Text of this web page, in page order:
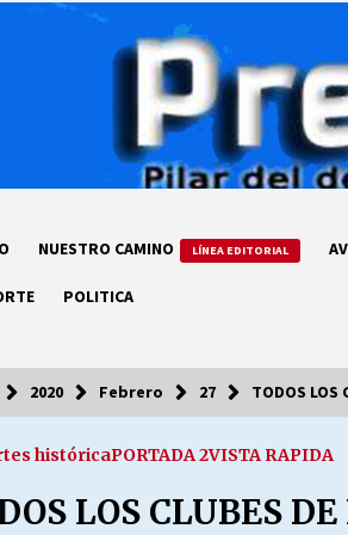
NUESTRO CAMINO LÍNEA EDITORIAL
POLITICA
luz… ¿Y cuándo van a bajar?
03/08/2026
2020 Febrero 27 TODOS LOS
históricaPORTADA 2VISTA RAPIDA
LOS CLUBES